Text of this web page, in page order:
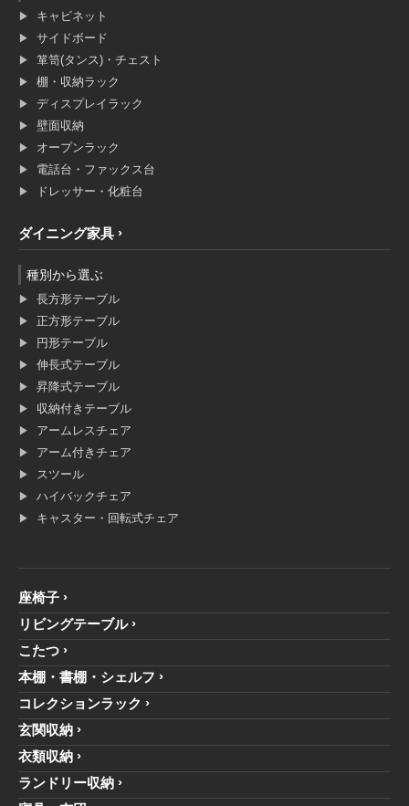
キャビネット
サイドボード
箪笥(タンス)・チェスト
棚・収納ラック
ディスプレイラック
壁面収納
オープンラック
電話台・ファックス台
ドレッサー・化粧台
ダイニング家具
種別から選ぶ
長方形テーブル
正方形テーブル
円形テーブル
伸長式テーブル
昇降式テーブル
収納付きテーブル
アームレスチェア
アーム付きチェア
スツール
ハイバックチェア
キャスター・回転式チェア
座椅子
リビングテーブル
こたつ
本棚・書棚・シェルフ
コレクションラック
玄関収納
衣類収納
ランドリー収納